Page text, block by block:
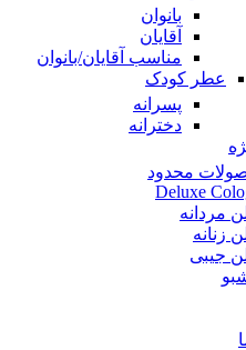
بانوان
آقایان
مناسب آقایان/بانوان
عطر کودک
پسرانه
دخترانه
محدود
Deluxe
مردانه
زنانه
جیبی